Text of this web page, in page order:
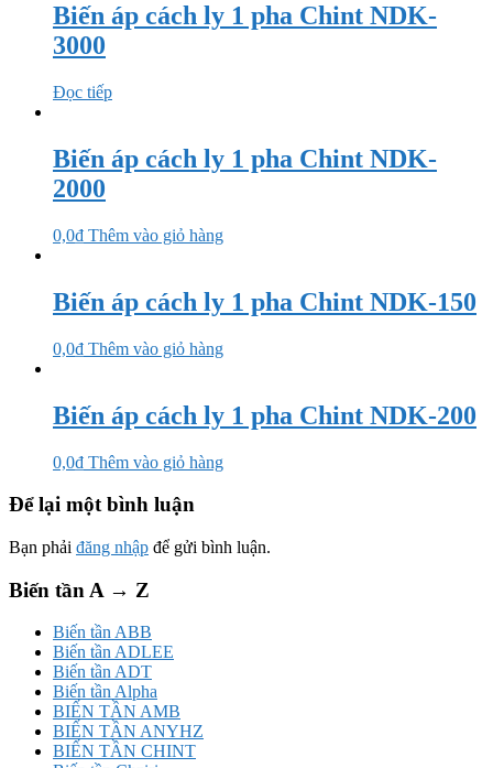
Biến áp cách ly 1 pha Chint NDK-
3000
Đọc tiếp
Biến áp cách ly 1 pha Chint NDK-
2000
0,0₫ Thêm vào giỏ hàng
Biến áp cách ly 1 pha Chint NDK-150
0,0₫ Thêm vào giỏ hàng
Biến áp cách ly 1 pha Chint NDK-200
0,0₫ Thêm vào giỏ hàng
Để lại một bình luận
Bạn phải đăng nhập để gửi bình luận.
Biến tần A → Z
Biến tần ABB
Biến tần ADLEE
Biến tần ADT
Biến tần Alpha
BIẾN TẦN AMB
BIẾN TẦN ANYHZ
BIẾN TẦN CHINT